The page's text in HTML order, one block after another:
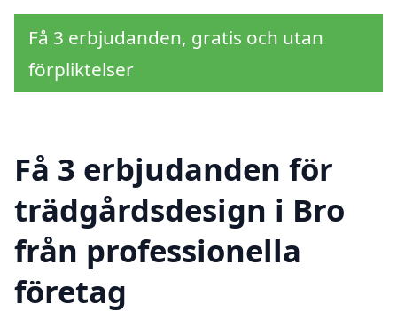
Få 3 erbjudanden, gratis och utan
förpliktelser
Få 3 erbjudanden för
trädgårdsdesign i Bro
från professionella
företag